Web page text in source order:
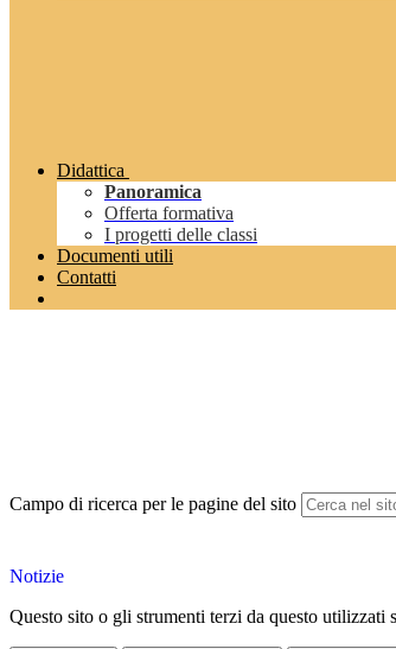
Didattica
Panoramica
Offerta formativa
I progetti delle classi
Documenti utili
Contatti
Campo di ricerca per le pagine del sito
Notizie
Questo sito o gli strumenti terzi da questo